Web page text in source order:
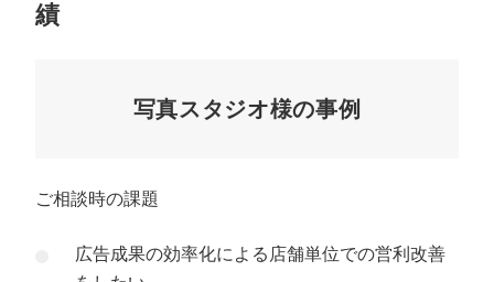
績
写真スタジオ様の事例
ご相談時の課題
広告成果の効率化による店舗単位での営利改善